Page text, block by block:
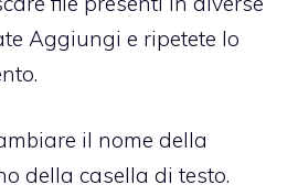
Aggiungi e ripetete lo
il nome della
della casella di testo.